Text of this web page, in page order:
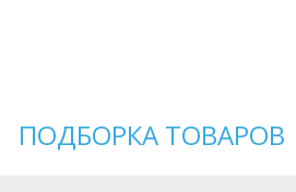
ПОДБОРКА ТОВАРОВ